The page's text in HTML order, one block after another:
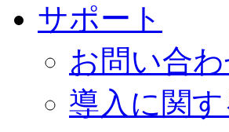
サポート
お問い合
導入に関